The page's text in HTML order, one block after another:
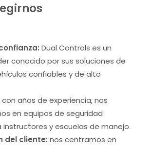
Dual Controls es un
conocido por sus soluciones de
confiables y de alto
con años de experiencia, nos
en equipos de seguridad
y escuelas de manejo.
del cliente: nos centramos en